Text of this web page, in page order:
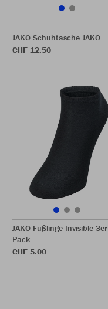
JAKO Schuhtasche JAKO
CHF 12.50
JAKO Füßlinge Invisible 3er
Pack
CHF 5.00